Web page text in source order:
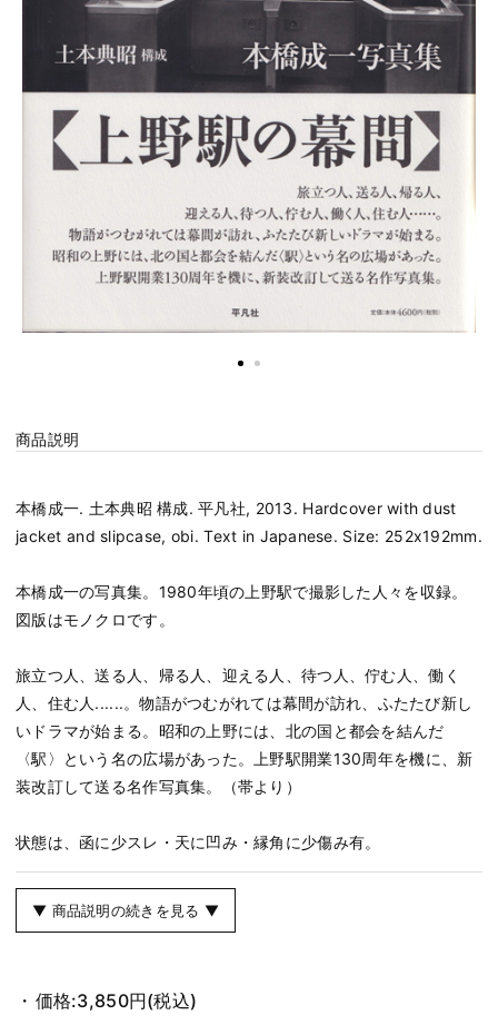
商品説明
本橋成一. 土本典昭 構成. 平凡社, 2013. Hardcover with dust
jacket and slipcase, obi. Text in Japanese. Size: 252x192mm.
本橋成一の写真集。1980年頃の上野駅で撮影した人々を収録。
図版はモノクロです。
旅立つ人、送る人、帰る人、迎える人、待つ人、佇む人、働く
人、住む人......。物語がつむがれては幕間が訪れ、ふたたび新し
いドラマが始まる。昭和の上野には、北の国と都会を結んだ
〈駅〉という名の広場があった。上野駅開業130周年を機に、新
装改訂して送る名作写真集。（帯より）
状態は、函に少スレ・天に凹み・縁角に少傷み有。
▼ 商品説明の続きを見る ▼
価格:3,850円(税込)